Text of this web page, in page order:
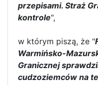
przepisami. Straż
kontrole",
w którym piszą, że "
Warmińsko-
Granicznej
cudzoziemców na